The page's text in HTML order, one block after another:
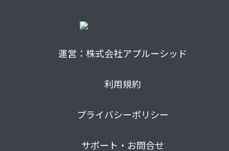
運営：株式会社アプルーシッド
利用規約
プライバシーポリシー
サポート・お問合せ